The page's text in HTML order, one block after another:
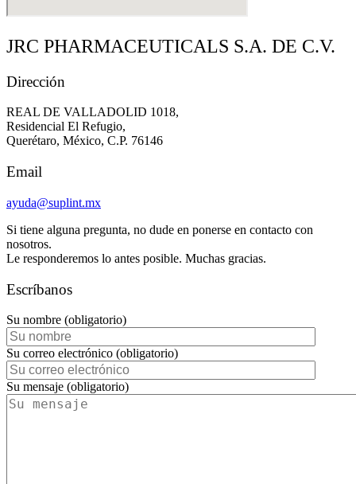
JRC PHARMACEUTICALS S.A. DE C.V.
Dirección
REAL DE VALLADOLID 1018,
Residencial El Refugio,
Querétaro, México, C.P. 76146
Email
ayuda@suplint.mx
Si tiene alguna pregunta, no dude en ponerse en contacto con
nosotros.
Le responderemos lo antes posible. Muchas gracias.
Escríbanos
Su nombre (obligatorio)
Su correo electrónico (obligatorio)
Su mensaje (obligatorio)